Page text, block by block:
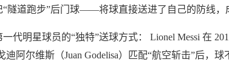
隧道跑步”后门球——将球直接送进了自己的防线，
代明星球员的“独特”送球方式： Lionel Messi 在
迪阿尔维斯（Juan Godelisa）匹配“航空斩击”后，球